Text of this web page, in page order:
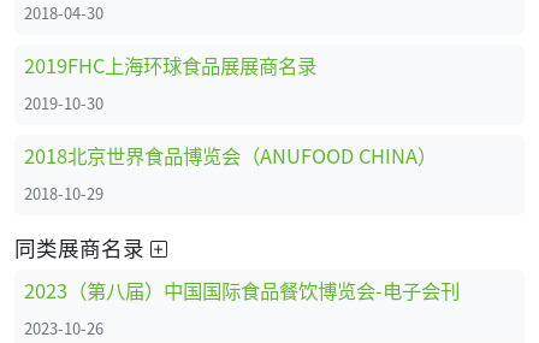
2018-04-30
2019FHC上海环球食品展展商名录
2019-10-30
2018北京世界食品博览会（ANUFOOD CHINA）
2018-10-29
同类展商名录
2023（第八届）中国国际食品餐饮博览会-电子会刊
2023-10-26